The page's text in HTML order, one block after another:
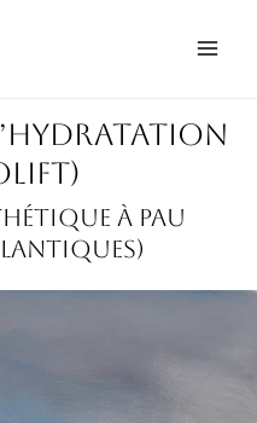
à Pau